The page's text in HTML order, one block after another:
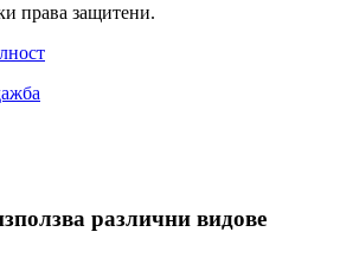
права защитени.
различни видове